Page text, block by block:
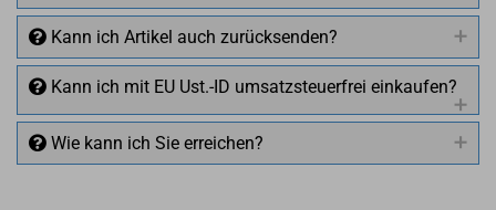
Kann ich Artikel auch zurücksenden?
Kann ich mit EU Ust.-ID umsatzsteuerfrei einkaufen?
Wie kann ich Sie erreichen?